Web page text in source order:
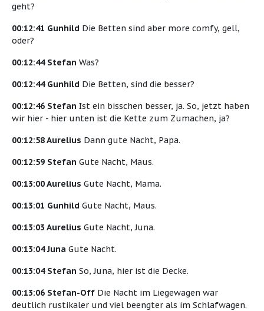
geht?
00:12:41 Gunhild Die Betten sind aber more comfy, gell,
oder?
00:12:44 Stefan Was?
00:12:44 Gunhild Die Betten, sind die besser?
00:12:46 Stefan Ist ein bisschen besser, ja. So, jetzt haben
wir hier - hier unten ist die Kette zum Zumachen, ja?
00:12:58 Aurelius Dann gute Nacht, Papa.
00:12:59 Stefan Gute Nacht, Maus.
00:13:00 Aurelius Gute Nacht, Mama.
00:13:01 Gunhild Gute Nacht, Maus.
00:13:03 Aurelius Gute Nacht, Juna.
00:13:04 Juna Gute Nacht.
00:13:04 Stefan So, Juna, hier ist die Decke.
00:13:06 Stefan-Off Die Nacht im Liegewagen war
deutlich rustikaler und viel beengter als im Schlafwagen.